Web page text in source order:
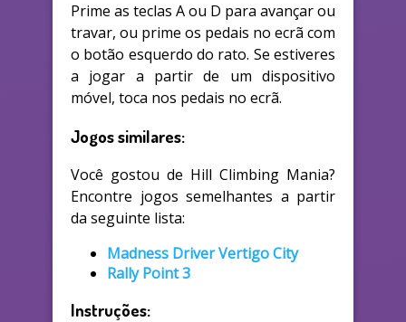
Prime as teclas A ou D para avançar ou
travar, ou prime os pedais no ecrã com
o botão esquerdo do rato. Se estiveres
a jogar a partir de um dispositivo
móvel, toca nos pedais no ecrã.
Jogos similares:
Você gostou de Hill Climbing Mania?
Encontre jogos semelhantes a partir
da seguinte lista:
Madness Driver Vertigo City
Rally Point 3
Instruções: